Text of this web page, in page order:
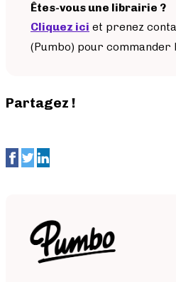
Êtes-vous une librairie ?
Cliquez ici et prenez
(Pumbo) pour commander
Partagez !